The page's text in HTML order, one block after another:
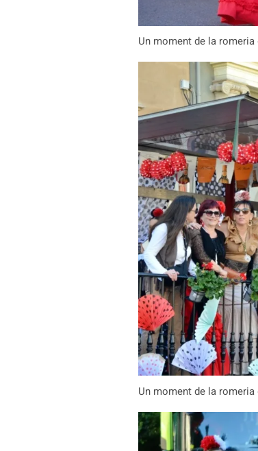
Un moment de la
Un moment de la